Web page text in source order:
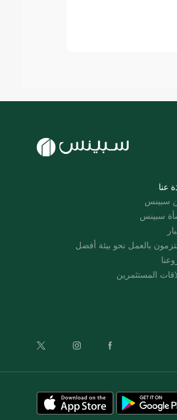
عنا
سبينس
سبينس
بالعمل نحو بيئة أفضل
المستثمرين